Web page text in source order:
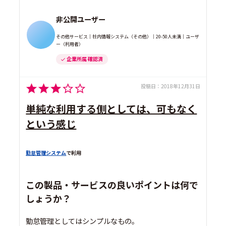
非公開ユーザー
その他サービス｜社内情報システム（その他）｜20-50人未満｜ユーザ
ー（利用者）
企業所属 確認済
投稿日： 2018年12月31日
単純な利用する側としては、可もなく
という感じ
勤怠管理システムで利用
この製品・サービスの良いポイントは何で
しょうか？
勤怠管理としてはシンプルなもの。